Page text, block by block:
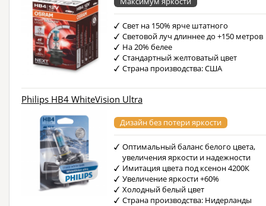
Свет на 150% ярче штатного
Световой луч длиннее до +150 метров
На 20% белее
Стандартный желтоватый цвет
Страна производства: США
Philips HB4 WhiteVision Ultra
Дизайн без потери яркости
Оптимальный баланс белого цвета,
увеличения яркости и надежности
Имитация цвета под ксенон 4200К
Увеличение яркости +60%
Холодный белый цвет
Страна производства: Нидерланды